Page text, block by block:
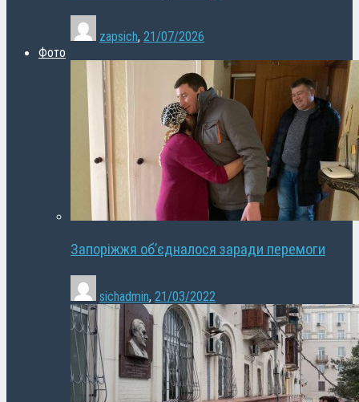
zapsich, 21/07/2026
Фото
Запоріжжя об’єдналося заради перемоги
sichadmin, 21/03/2022